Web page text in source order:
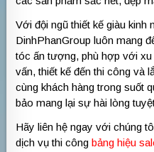
Với đội ngũ thiết kế giàu kinh
DinhPhanGroup luôn mang
tóc ấn tượng, phù hợp với
vấn, thiết kế đến thi công và
cùng khách hàng trong suốt
bảo mang lại sự hài lòng
Hãy liên hệ ngay với chúng
dịch vụ thi côngbảng hiệu